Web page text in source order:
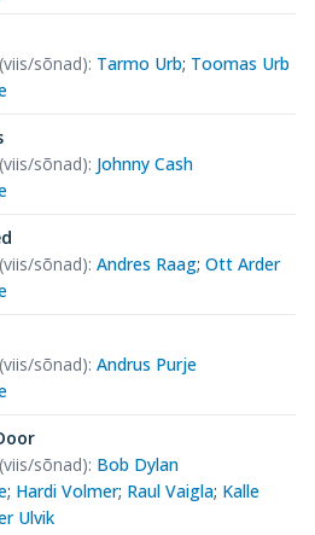
sõnad): Tarmo Urb; Toomas Urb
sõnad): Johnny Cash
sõnad): Andres Raag; Ott Arder
sõnad): Andrus Purje
sõnad): Bob Dylan
; Hardi Volmer; Raul Vaigla; Kalle
Ulvik